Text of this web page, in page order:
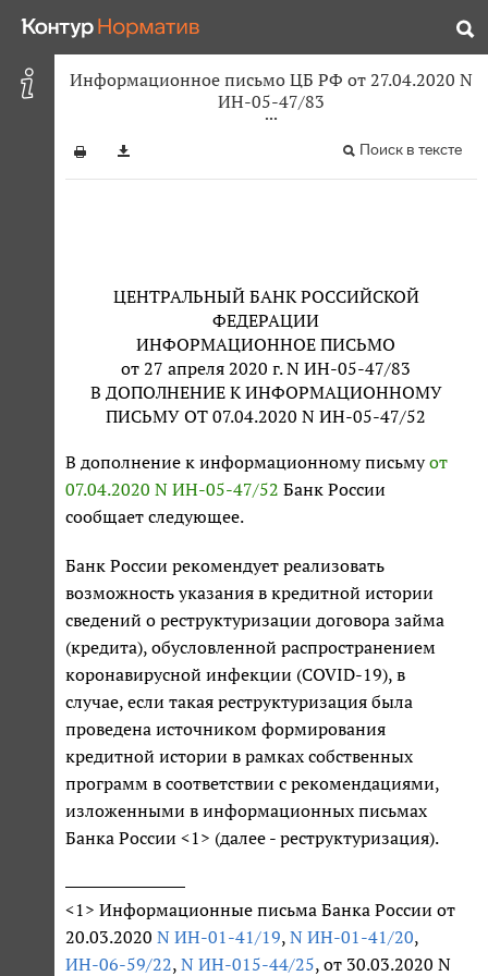
Информационное письмо ЦБ РФ от 27.04.2020 N
ИН-05-47/83
Поиск в тексте
ЦЕНТРАЛЬНЫЙ БАНК РОССИЙСКОЙ
ФЕДЕРАЦИИ
ИНФОРМАЦИОННОЕ ПИСЬМО
от 27 апреля 2020 г. N ИН-05-47/83
В ДОПОЛНЕНИЕ К ИНФОРМАЦИОННОМУ
ПИСЬМУ ОТ 07.04.2020 N ИН-05-47/52
В дополнение к информационному письмуот
07.04.2020 N ИН-05-47/52 Банк России
сообщает следующее.
Банк России рекомендует реализовать
возможность указания в кредитной истории
сведений о реструктуризации договора займа
(кредита), обусловленной распространением
коронавирусной инфекции (COVID-19), в
случае, если такая реструктуризация была
проведена источником формирования
кредитной истории в рамках собственных
программ в соответствии с рекомендациями,
изложенными в информационных письмах
Банка России <1> (далее - реструктуризация).
<1> Информационные письма Банка России от
20.03.2020 N ИН-01-41/19, N ИН-01-41/20,
ИН-06-59/22, N ИН-015-44/25, от 30.03.2020 N